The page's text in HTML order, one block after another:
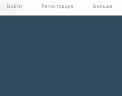
Войти
Войти в систему.
Войти Регистрация Больше